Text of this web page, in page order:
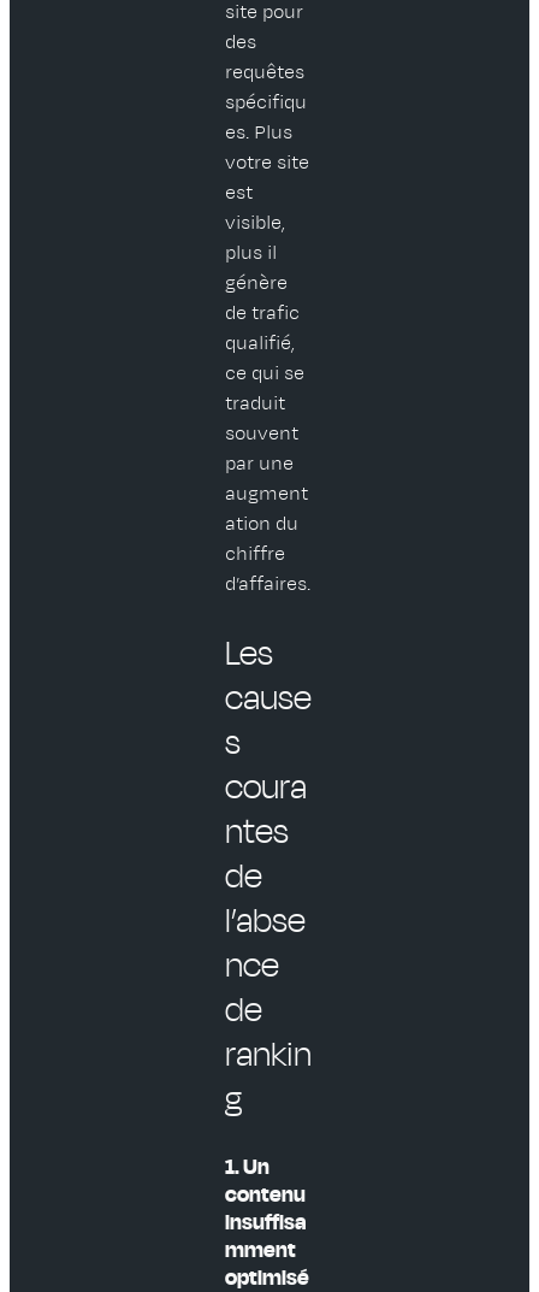
site pour
des
requêtes
spécifiqu
es. Plus
votre site
est
visible,
plus il
génère
de trafic
qualifié,
ce qui se
traduit
souvent
par une
augment
ation du
chiffre
d’affaires.
Les
cause
s
coura
ntes
de
l’abse
nce
de
rankin
g
1. Un
contenu
insuffisa
mment
optimisé